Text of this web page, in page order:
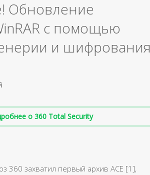
Обновление
с помощью
и шифрования
о 360 Total Security
360 захватил первый архив ACE [1],